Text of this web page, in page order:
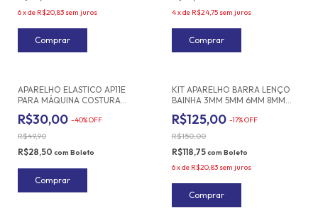
6xde R$20,83 sem juros
4xde R$24,75 sem juros
APARELHO ELASTICO AP11E
PARA MÁQUINA COSTURA
R$30,00 -40%OFF
R$49,90
R$28,50 com Boleto
KIT APARELHO BARRA LENÇO
BAINHA 3MM 5MM 6MM 8MM
R$125,00 -17%OFF
R$150,00
R$118,75com Boleto
6xde R$20,83 sem juros